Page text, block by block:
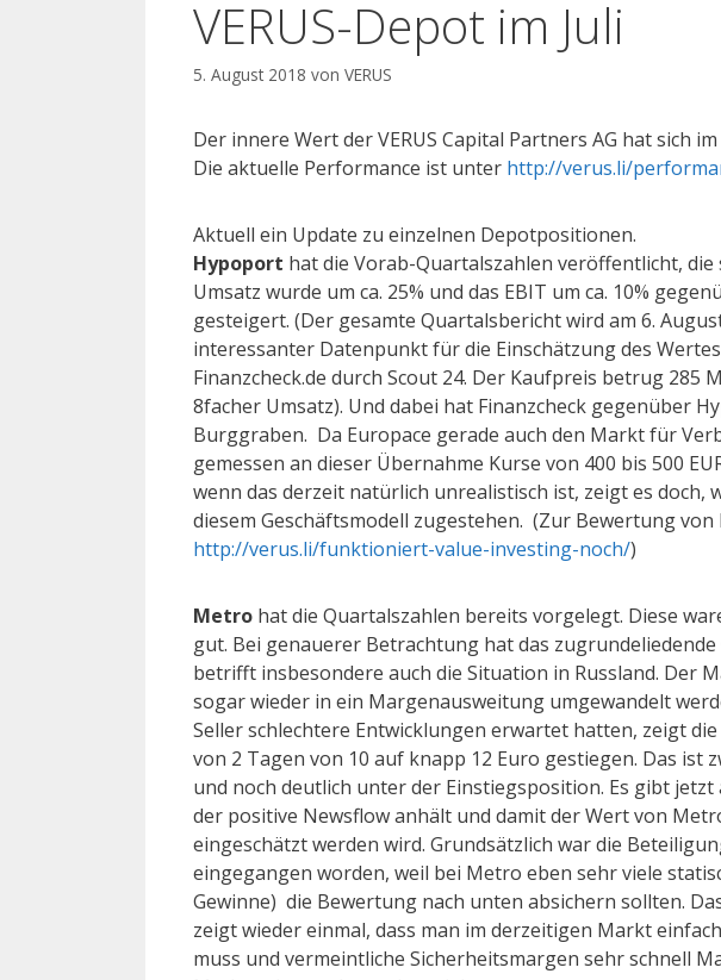
VERUS-Depot im Juli
5. August 2018 von VERUS
Der innere Wert der VERUS Capital Partners AG hat sich
Die aktuelle Performance ist unter http://verus.li/
Aktuell ein Update zu einzelnen Depotpositionen.
Hypoport hat die Vorab-Quartalszahlen veröffentlicht,
Umsatz wurde um ca. 25% und das EBIT um ca. 10%
gesteigert. (Der gesamte Quartalsbericht wird am 6.
interessanter Datenpunkt für die Einschätzung des
Finanzcheck.de durch Scout 24. Der Kaufpreis betrug 285
8facher Umsatz). Und dabei hat Finanzcheck gegenüber
Burggraben. Da Europace gerade auch den Markt für
gemessen an dieser Übernahme Kurse von 400 bis 500
wenn das derzeit natürlich unrealistisch ist, zeigt es doch,
diesem Geschäftsmodell zugestehen. (Zur Bewertung
http://verus.li/funktioniert-value-investing-noch/)
Metro hat die Quartalszahlen bereits vorgelegt. Diese
gut. Bei genauerer Betrachtung hat das
betrifft insbesondere auch die Situation in Russland. Der
sogar wieder in ein Margenausweitung umgewandelt
Seller schlechtere Entwicklungen erwartet hatten, zeigt
von 2 Tagen von 10 auf knapp 12 Euro gestiegen. Das ist
und noch deutlich unter der Einstiegsposition. Es gibt
der positive Newsflow anhält und damit der Wert von
eingeschätzt werden wird. Grundsätzlich war die
eingegangen worden, weil bei Metro eben sehr viele
Gewinne) die Bewertung nach unten absichern sollten.
zeigt wieder einmal, dass man im derzeitigen Markt
muss und vermeintliche Sicherheitsmargen sehr schnell